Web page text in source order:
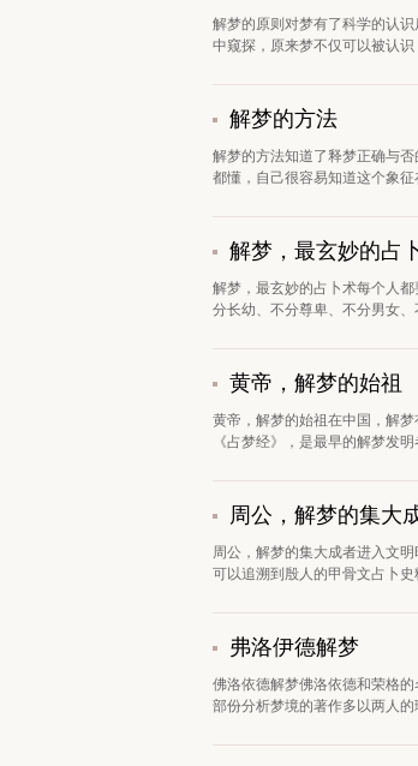
解梦的原则对梦有了科学的认
中窥探，原来梦不仅可以被认
解梦的方法
解梦的方法知道了释梦正确与
都懂，自己很容易知道这个象
解梦，最玄妙的占
解梦，最玄妙的占卜术每个人
分长幼、不分尊卑、不分男女
黄帝，解梦的始祖
黄帝，解梦的始祖在中国，解
《占梦经》，是最早的解梦发
周公，解梦的集大
周公，解梦的集大成者进入文
可以追溯到殷人的甲骨文占卜
弗洛伊德解梦
佛洛依德解梦佛洛依德和荣格
部份分析梦境的著作多以两人